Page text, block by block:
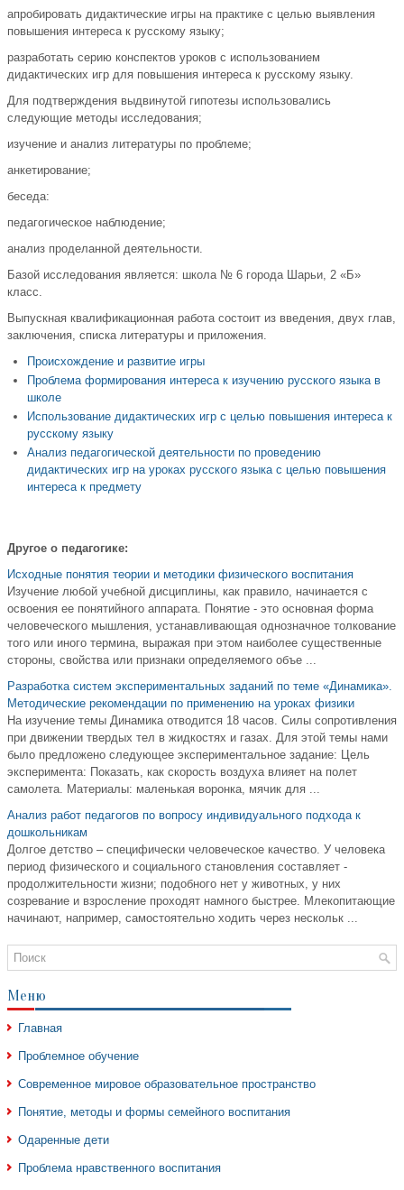
апробировать дидактические игры на практике с целью выявления
повышения интереса к русскому языку;
разработать серию конспектов уроков с использованием
дидактических игр для повышения интереса к русскому языку.
Для подтверждения выдвинутой гипотезы использовались
следующие методы исследования;
изучение и анализ литературы по проблеме;
анкетирование;
беседа:
педагогическое наблюдение;
анализ проделанной деятельности.
Базой исследования является: школа № 6 города Шарьи, 2 «Б»
класс.
Выпускная квалификационная работа состоит из введения, двух глав,
заключения, списка литературы и приложения.
Происхождение и развитие игры
Проблема формирования интереса к изучению русского языка в
школе
Использование дидактических игр с целью повышения интереса к
русскому языку
Анализ педагогической деятельности по проведению
дидактических игр на уроках русского языка с целью повышения
интереса к предмету
Другое о педагогике:
Исходные понятия теории и методики физического воспитания
Изучение любой учебной дисциплины, как правило, начинается с
освоения ее понятийного аппарата. Понятие - это основная форма
человеческого мышления, устанавливающая однозначное толкование
того или иного термина, выражая при этом наиболее существенные
стороны, свойства или признаки определяемого объе ...
Разработка систем экспериментальных заданий по теме «Динамика».
Методические рекомендации по применению на уроках физики
На изучение темы Динамика отводится 18 часов. Силы сопротивления
при движении твердых тел в жидкостях и газах. Для этой темы нами
было предложено следующее экспериментальное задание: Цель
эксперимента: Показать, как скорость воздуха влияет на полет
самолета. Материалы: маленькая воронка, мячик для ...
Анализ работ педагогов по вопросу индивидуального подхода к
дошкольникам
Долгое детство – специфически человеческое качество. У человека
период физического и социального становления составляет -
продолжительности жизни; подобного нет у животных, у них
созревание и взросление проходят намного быстрее. Млекопитающие
начинают, например, самостоятельно ходить через нескольк ...
Меню
Главная
Проблемное обучение
Современное мировое образовательное пространство
Понятие, методы и формы семейного воспитания
Одаренные дети
Проблема нравственного воспитания